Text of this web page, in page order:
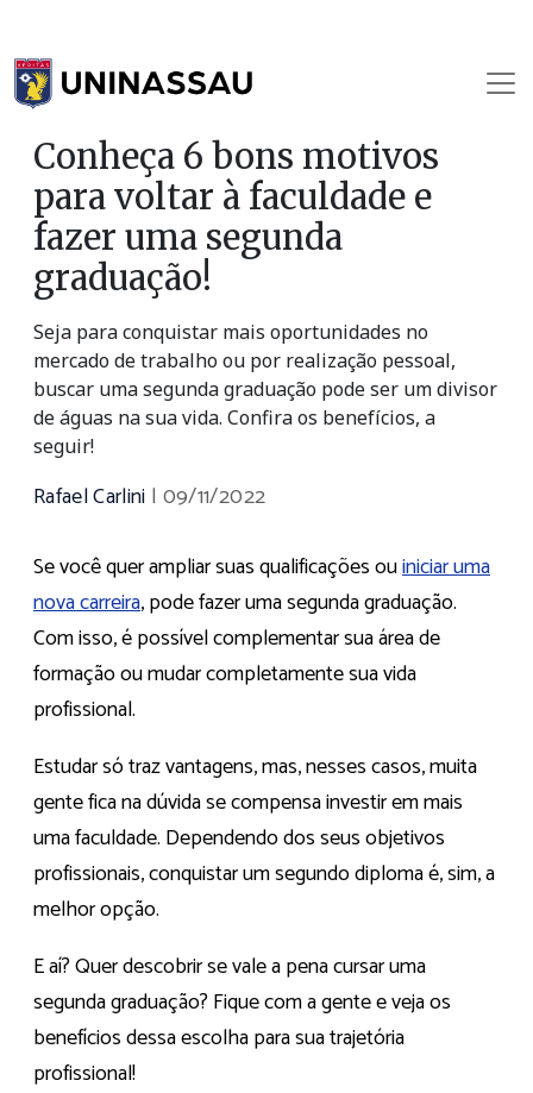
Conheça 6 bons motivos
para voltar à faculdade e
fazer uma segunda
graduação!
Seja para conquistar mais oportunidades no
mercado de trabalho ou por realização pessoal,
buscar uma segunda graduação pode ser um divisor
de águas na sua vida. Confira os benefícios, a
seguir!
Rafael Carlini | 09/11/2022
Se você quer ampliar suas qualificações ouiniciar uma
nova carreira, pode fazer uma segunda graduação.
Com isso, é possível complementar sua área de
formação ou mudar completamente sua vida
profissional.
Estudar só traz vantagens, mas, nesses casos, muita
gente fica na dúvida se compensa investir em mais
uma faculdade. Dependendo dos seus objetivos
profissionais, conquistar um segundo diploma é, sim, a
melhor opção.
E aí? Quer descobrir se vale a pena cursar uma
segunda graduação? Fique com a gente e veja os
benefícios dessa escolha para sua trajetória
profissional!